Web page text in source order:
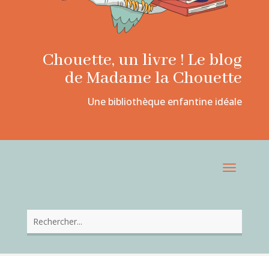
Chouette, un livre ! Le blog
de Madame la Chouette
Une bibliothèque enfantine idéale